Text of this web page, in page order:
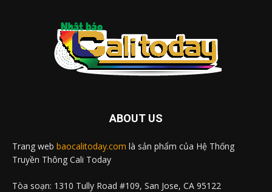
ABOUT US
Trang web baocalitoday.com là sản phẩm của Hệ Thống
Truyền Thông Cali Today
Tòa soạn: 1310 Tully Road #109, San Jose, CA 95122